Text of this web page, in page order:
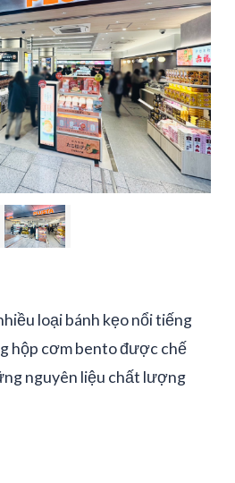
loại bánh kẹo nổi tiếng
hộp cơm bento được chế
nguyên liệu chất lượng